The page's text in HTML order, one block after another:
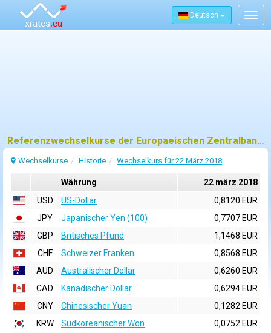
Deutsch
Referenzwechselkurse der Europaeischen Zentralbank (EZB) fuer 22 märz 2018
Wechselkurse Historie Wechselkurs für 22 März 2018
Währung
22 märz 2018
USD
US-Dollar
0,8120 EUR
JPY
Japanischer Yen (100)
0,7707 EUR
GBP
Britisches Pfund
1,1468 EUR
CHF
Schweizer Franken
0,8568 EUR
AUD
Australischer Dollar
0,6260 EUR
CAD
Kanadischer Dollar
0,6294 EUR
CNY
Chinesischer Yuan
0,1282 EUR
KRW
Südkoreanischer Won
0,0752 EUR